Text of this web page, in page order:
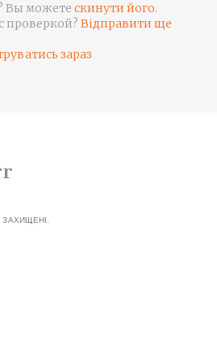
Вы можете скинути його.
проверкой? Відправити ще
зараз
ЗАХИЩЕНІ.